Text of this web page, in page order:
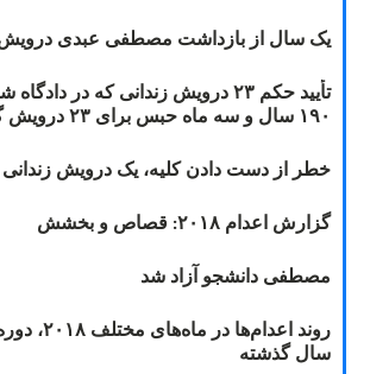
یک سال از بازداشت مصطفی عبدی درویش
تأیید حکم ۲۳ درویش زندانی که در
۱۹۰ سال و سه ماه حبس برای ۲۳ درویش گنابادی قطعی شد
خطر از دست دادن کلیه، یک درویش زندانی
گزارش اعدام ۲۰۱۸: قصاص و بخشش
مصطفی دانشجو آزاد شد
سال گذشته